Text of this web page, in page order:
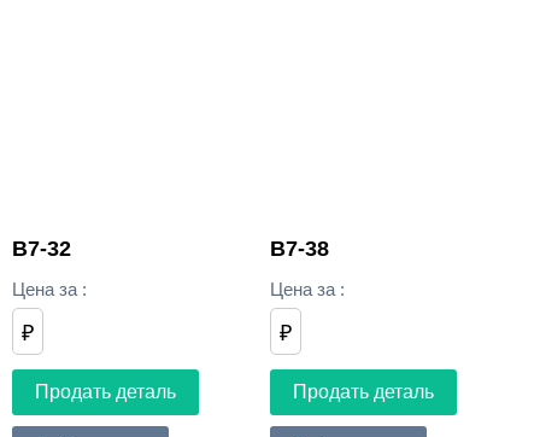
В7-32
Цена за :
₽
Продать деталь
В7-38
Цена за :
₽
Продать деталь